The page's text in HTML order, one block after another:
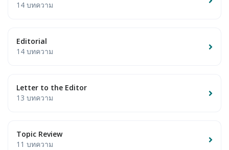
14 บทความ
Editorial
14 บทความ
Letter to the Editor
13 บทความ
Topic Review
11 บทความ